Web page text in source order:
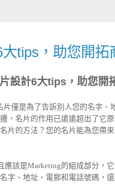
tips，助您開拓
設計6大tips，助您開
片僅是為了告訴別人您的名字、
，名片的作用已遠遠超出了它
片的方法？您的名片能為您帶
應該是Marketing的組成部分，
字、地址、電郵和電話號碼，